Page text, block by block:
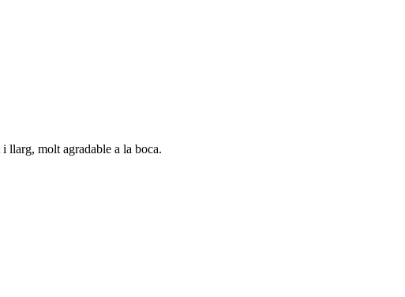
llarg, molt agradable a la boca.